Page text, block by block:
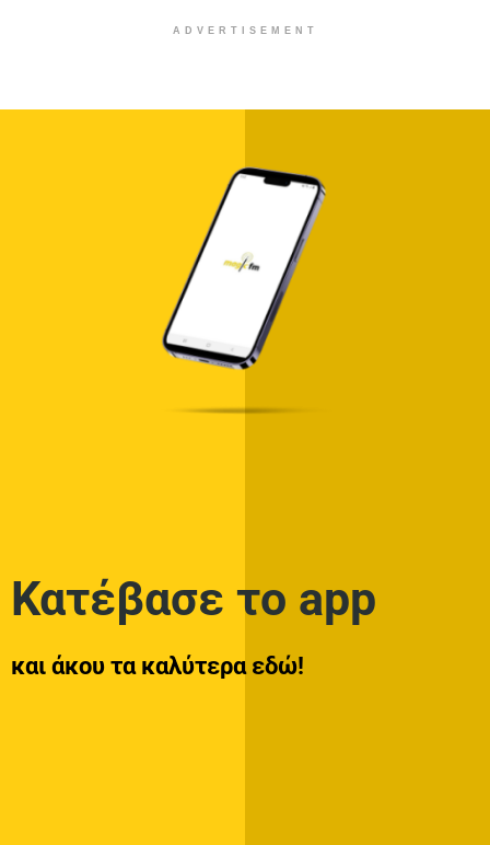
ADVERTISEMENT
Κατέβασε το app
και άκου τα καλύτερα εδώ!